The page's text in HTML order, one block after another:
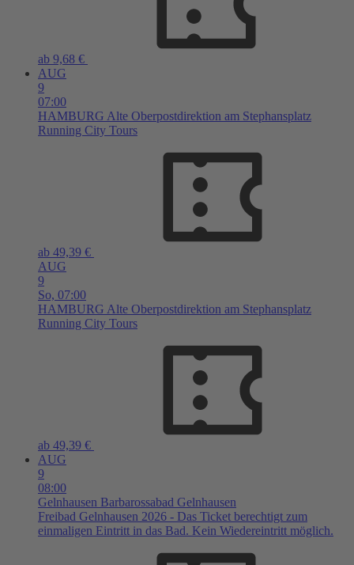
ab 9,68 €
AUG
9
07:00
HAMBURG Alte Oberpostdirektion am Stephansplatz
Running City Tours
ab 49,39 €
AUG
9
So, 07:00
HAMBURG Alte Oberpostdirektion am Stephansplatz
Running City Tours
ab 49,39 €
AUG
9
08:00
Gelnhausen Barbarossabad Gelnhausen
Freibad Gelnhausen 2026 - Das Ticket berechtigt zum
einmaligen Eintritt in das Bad. Kein Wiedereintritt möglich.